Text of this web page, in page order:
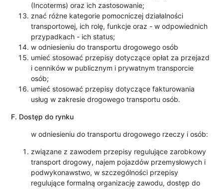
(Incoterms) oraz ich zastosowanie;
znać różne kategorie pomocniczej działalności
transportowej, ich rolę, funkcje oraz - w odpowiednich
przypadkach - ich status;
w odniesieniu do transportu drogowego osób
umieć stosować przepisy dotyczące opłat za przejazd
i cenników w publicznym i prywatnym transporcie
osób;
umieć stosować przepisy dotyczące fakturowania
usług w zakresie drogowego transportu osób.
F. Dostęp do rynku
w odniesieniu do transportu drogowego rzeczy i osób:
związane z zawodem przepisy regulujące zarobkowy
transport drogowy, najem pojazdów przemysłowych i
podwykonawstwo, w szczególności przepisy
regulujące formalną organizację zawodu, dostęp do